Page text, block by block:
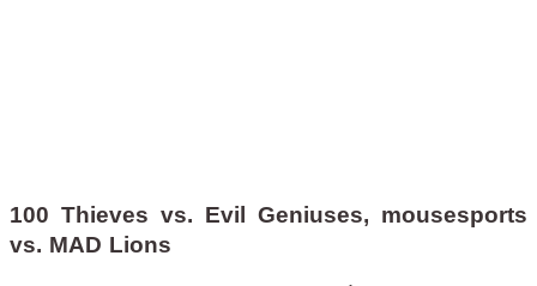
100 Thieves vs. Evil Geniuses, mousesports
vs. MAD Lions